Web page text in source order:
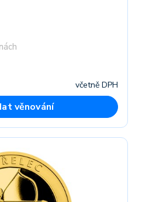
včetně DPH
věnování